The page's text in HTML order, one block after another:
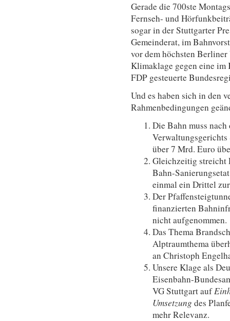
Gerade die 700ste
Fernseh- und
sogar in der Stuttgarter
Gemeinderat, im
vor dem höchsten
Klimaklage gegen eine im
FDP gesteuerte
Und es haben sich in den
Rahmenbedingungen
Die Bahn muss
über 7 Mrd. Euro
Gleichzeitig streicht
Bahn-
einmal ein Drittel
Der
finanzierten
nicht aufgenommen.
Das Thema
Alptraumthema
an Christoph
Unsere Klage als
Eisenbahn-
VG Stuttgart auf
Umsetzung des
mehr Relevanz.